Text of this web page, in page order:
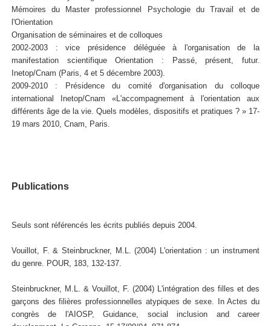
Mémoires du Master professionnel Psychologie du Travail et de
l'Orientation
Organisation de séminaires et de colloques
2002-2003 : vice présidence déléguée à l'organisation de la
manifestation scientifique Orientation : Passé, présent, futur.
Inetop/Cnam (Paris, 4 et 5 décembre 2003).
2009-2010 : Présidence du comité d'organisation du colloque
international Inetop/Cnam «L'accompagnement à l'orientation aux
différents âge de la vie. Quels modèles, dispositifs et pratiques ? » 17-
19 mars 2010, Cnam, Paris.
Publications
Seuls sont référencés les écrits publiés depuis 2004.
Vouillot, F. & Steinbruckner, M.L. (2004) L'orientation : un instrument
du genre. POUR, 183, 132-137.
Steinbruckner, M.L. & Vouillot, F. (2004) L'intégration des filles et des
garçons des filières professionnelles atypiques de sexe. In Actes du
congrès de l'AIOSP, Guidance, social inclusion and career